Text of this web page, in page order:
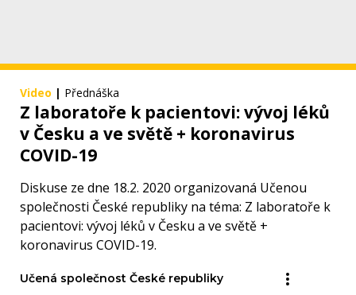
Video | Přednáška
Z laboratoře k pacientovi: vývoj léků
v Česku a ve světě + koronavirus
COVID-19
Diskuse ze dne 18.2. 2020 organizovaná Učenou
společnosti České republiky na téma: Z laboratoře k
pacientovi: vývoj léků v Česku a ve světě +
koronavirus COVID-19.
Učená společnost České republiky